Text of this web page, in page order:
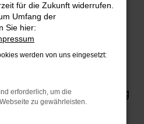
in
– unser Vorschlag
für die Zukunft widerrufen.
Umfang der
Sie hier:
werden von uns eingesetzt:
erforderlich, um die
zu gewährleisten.